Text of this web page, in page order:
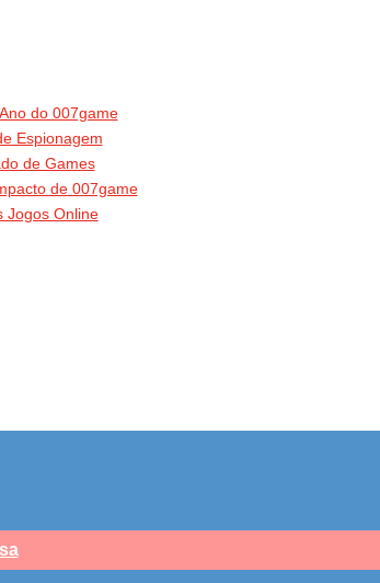
do 007game
Espionagem
de Games
de 007game
Jogos Online